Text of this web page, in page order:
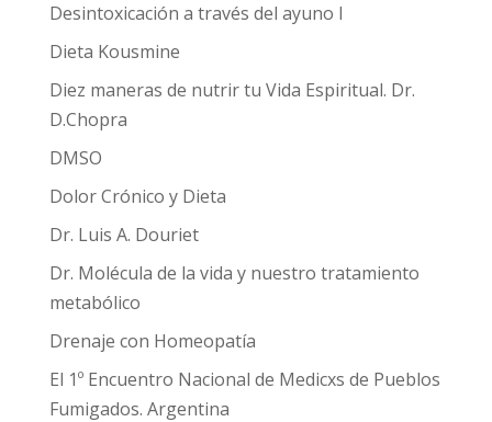
Desintoxicación a través del ayuno I
Dieta Kousmine
Diez maneras de nutrir tu Vida Espiritual. Dr.
D.Chopra
DMSO
Dolor Crónico y Dieta
Dr. Luis A. Douriet
Dr. Molécula de la vida y nuestro tratamiento
metabólico
Drenaje con Homeopatía
El 1º Encuentro Nacional de Medicxs de Pueblos
Fumigados. Argentina